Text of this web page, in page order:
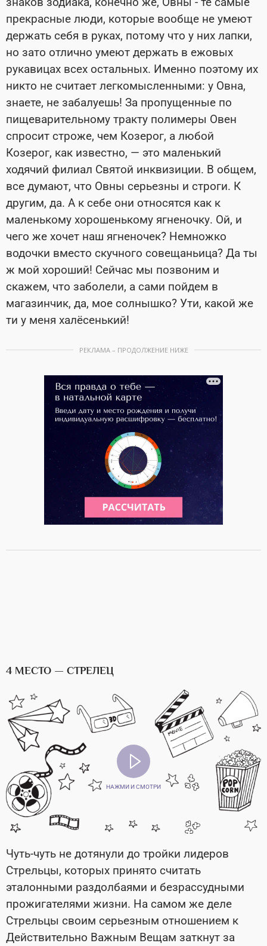
прекрасные люди, которые вообще не умеют
держать себя в руках, потому что у них лапки,
но зато отлично умеют держать в ежовых
рукавицах всех остальных. Именно поэтому их
никто не считает легкомысленными: у Овна,
знаете, не забалуешь! За пропущенные по
пищеварительному тракту полимеры Овен
спросит строже, чем Козерог, а любой
Козерог, как известно, — это маленький
ходячий филиал Святой инквизиции. В общем,
все думают, что Овны серьезны и строги. К
другим, да. А к себе они относятся как к
маленькому хорошенькому ягненочку. Ой, и
чего же хочет наш ягненочек? Немножко
водочки вместо скучного совещаньица? Да ты
ж мой хороший! Сейчас мы позвоним и
скажем, что заболели, а сами пойдем в
магазинчик, да, мое солнышко? Ути, какой же
ти у меня халёсенький!
РЕКЛАМА – ПРОДОЛЖЕНИЕ НИЖЕ
4 МЕСТО — СТРЕЛЕЦ
НАЖМИ И СМОТРИ
Чуть-чуть не дотянули до тройки лидеров
Стрельцы, которых принято считать
эталонными раздолбаями и безрассудными
прожигателями жизни. На самом же деле
Стрельцы своим серьезным отношением к
Действительно Важным Вещам заткнут за